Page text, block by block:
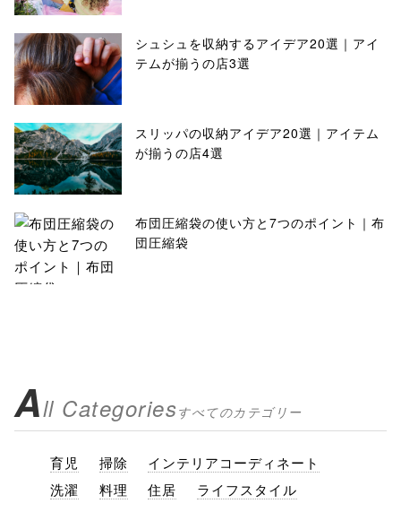
シュシュを収納するアイデア20選｜アイ
テムが揃うの店3選
スリッパの収納アイデア20選｜アイテム
が揃うの店4選
布団圧縮袋の使い方と7つのポイント｜布
団圧縮袋
All Categoriesすべてのカテゴリー
育児 掃除
インテリアコーディネート
洗濯
料理 住居 ライフスタイル